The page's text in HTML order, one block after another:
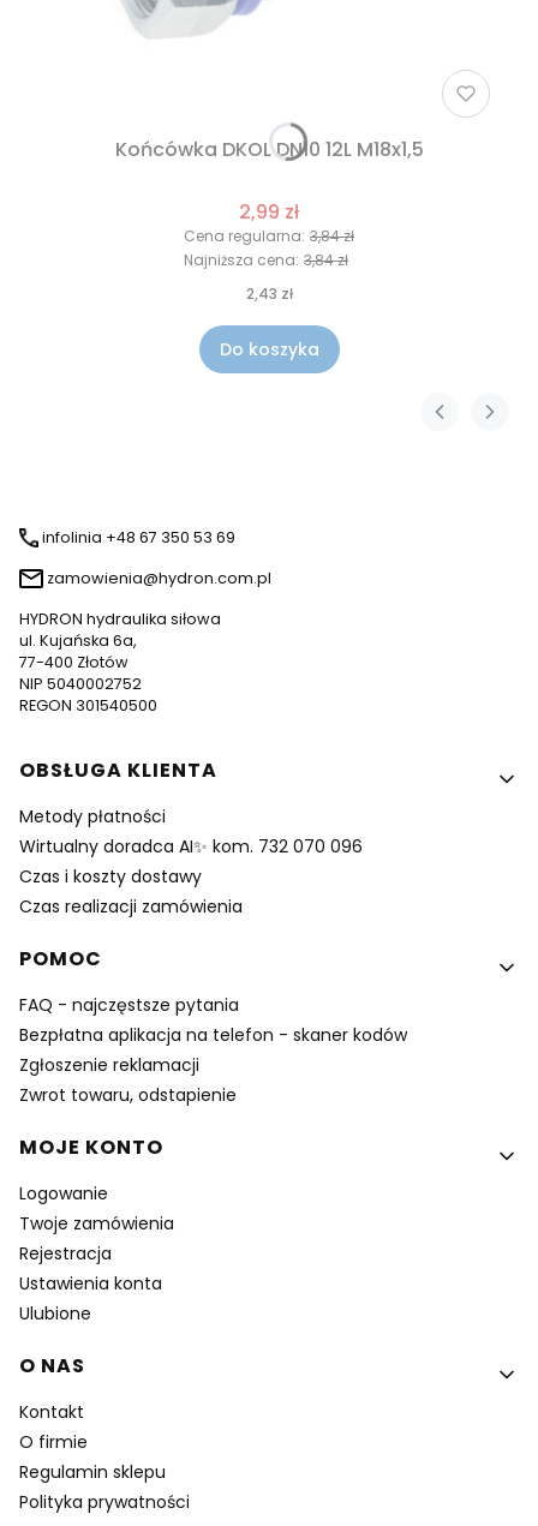
Końcówka DKOL DN10 12L M18x1,5
2,99 zł
Cena regularna: 3,84 zł
Najniższa cena: 3,84 zł
2,43 zł
Do koszyka
infolinia +48 67 350 53 69
zamowienia@hydron.com.pl
HYDRON hydraulika siłowa
ul. Kujańska 6a,
77-400 Złotów
NIP 5040002752
REGON 301540500
Linki w stopce
OBSŁUGA KLIENTA
Metody płatności
Wirtualny doradca AI✨ kom. 732 070 096
Czas i koszty dostawy
Czas realizacji zamówienia
POMOC
FAQ - najczęstsze pytania
Bezpłatna aplikacja na telefon - skaner kodów
Zgłoszenie reklamacji
Zwrot towaru, odstapienie
MOJE KONTO
Logowanie
Twoje zamówienia
Rejestracja
Ustawienia konta
Ulubione
O NAS
Kontakt
O firmie
Regulamin sklepu
Polityka prywatności